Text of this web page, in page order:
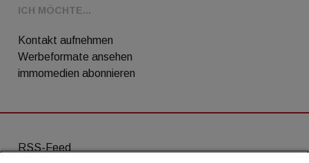
ICH MÖCHTE...
Kontakt aufnehmen
Werbeformate ansehen
immomedien abonnieren
RSS-Feed